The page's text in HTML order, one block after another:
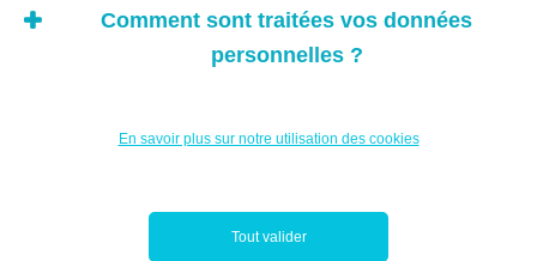
Préalablement à la conclusion du contrat de conseil en
horizon de placement, etc.) sont définis. Sur cette base,
prédéfinie ou oriente l’investisseur à l’aide de conseils et
d’informations, en tenant dûment compte de son profil.
Comment sont traitées vos données
personnelles ?
En savoir plus sur notre utilisation des cookies
Tout valider